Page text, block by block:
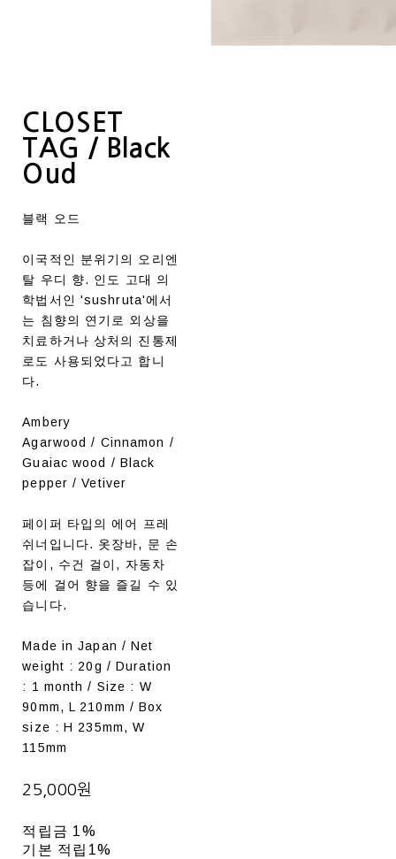
CLOSET
TAG / Black
Oud
블랙 오드
이국적인 분위기의 오리엔
탈 우디 향. 인도 고대 의
학법서인 'sushruta'에서
는 침향의 연기로 외상을
치료하거나 상처의 진통제
로도 사용되었다고 합니
다.
Ambery
Agarwood / Cinnamon /
Guaiac wood / Black
pepper / Vetiver
페이퍼 타입의 에어 프레
쉬너입니다. 옷장바, 문 손
잡이, 수건 걸이, 자동차
등에 걸어 향을 즐길 수 있
습니다.
Made in Japan / Net
weight : 20g / Duration
: 1 month / Size : W
90mm, L 210mm / Box
size : H 235mm, W
115mm
25,000원
적립금 1%
기본 적립 1%